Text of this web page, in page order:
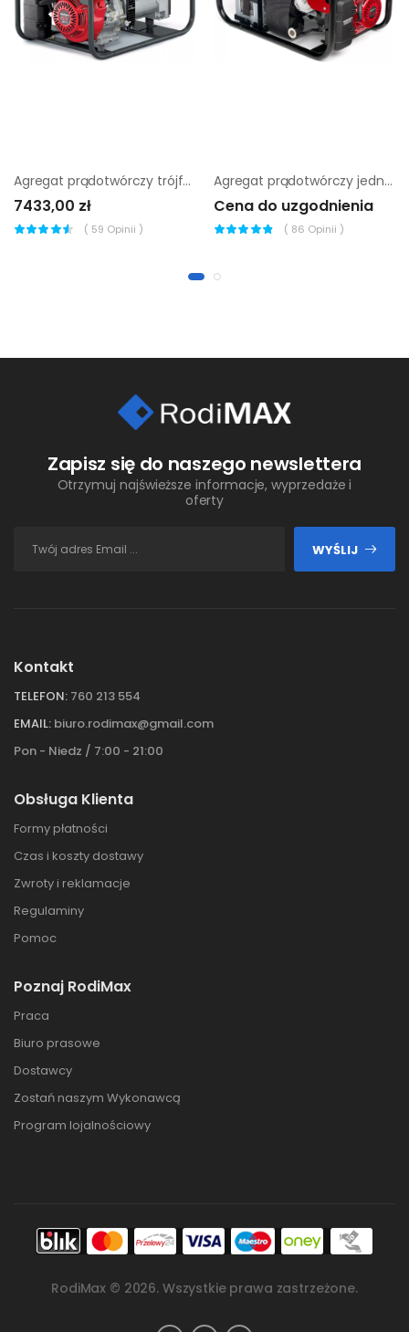
Agregat prądotwórczy trójfazowy Wacker Neuson GV 5003A
7433,00 zł
( 59 Opinii )
Agregat prądotwórczy jednofazowy Chicago Pneumatic CPPG 5A
Cena do uzgodnienia
( 86 Opinii )
Zapisz się do naszego newslettera
Otrzymuj najświeższe informacje, wyprzedaże i
oferty
WYŚLIJ
Kontakt
TELEFON: 760 213 554
EMAIL: biuro.rodimax@gmail.com
Pon - Niedz / 7:00 - 21:00
Obsługa Klienta
Formy płatności
Czas i koszty dostawy
Zwroty i reklamacje
Regulaminy
Pomoc
Poznaj RodiMax
Praca
Biuro prasowe
Dostawcy
Zostań naszym Wykonawcą
Program lojalnościowy
RodiMax © 2026. Wszystkie prawa zastrzeżone.